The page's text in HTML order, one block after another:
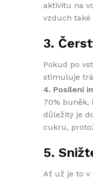
aktivitu na
vzduch
3.
Pokud po
stimuluje
4. Posílení
70% buněk,
důležitý je
cukru,
5.
Ať už je to v